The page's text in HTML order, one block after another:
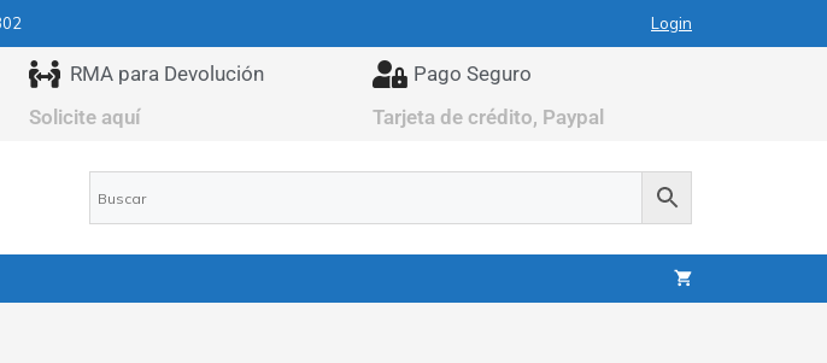
Login
RMA para Devolución
Solicite aquí
Pago Seguro
Tarjeta de crédito, Paypal